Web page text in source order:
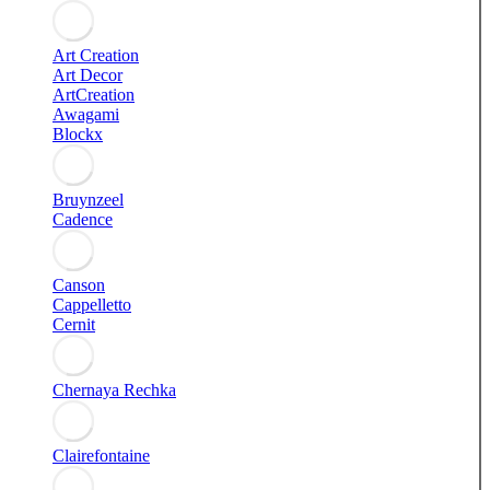
Art Creation
Art Decor
ArtCreation
Awagami
Blockx
Bruynzeel
Cadence
Canson
Cappelletto
Cernit
Chernaya Rechka
Clairefontaine